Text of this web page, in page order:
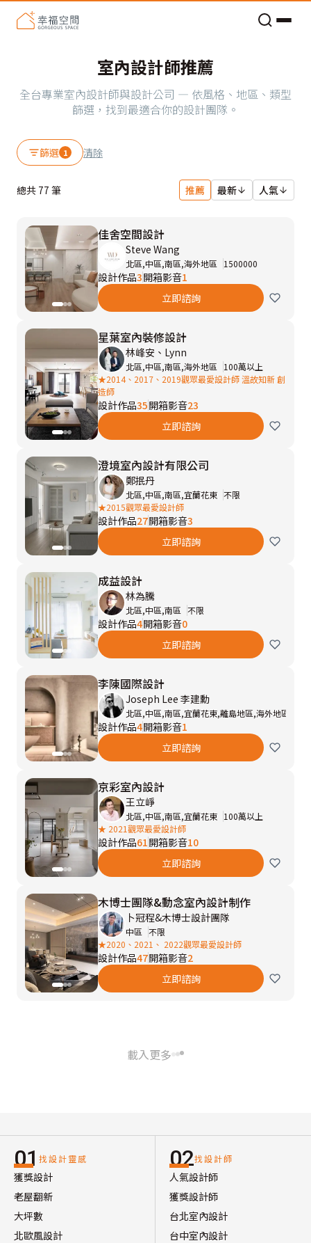
室內設計師推薦
全台專業室內設計師與設計公司 — 依風格、地區、類型
篩選，找到最適合你的設計團隊。
篩選 1 清除
總共 77 筆 推薦 最新 人氣
佳舍空間設計
Steve Wang
北區,中區,南區,海外地區 1500000
設計作品3開箱影音1
立即諮詢
星葉室內裝修設計
林峰安、Lynn
北區,中區,南區,海外地區
100萬以上
★2014、2017、2019觀眾最愛設計師 溫故知新 創
造師
設計作品35開箱影音23
立即諮詢
澄境室內設計有限公司
鄭抿丹
北區,中區,南區,宜蘭花東 不限
★2015觀眾最愛設計師
設計作品27開箱影音3
立即諮詢
成益設計
林為騰
北區,中區,南區 不限
設計作品4開箱影音0
立即諮詢
李陳國際設計
Joseph Lee 李建勳
北區,中區,南區,宜蘭花東,離島地區,海外地區
設計作品4開箱影音1
立即諮詢
京彩室內設計
王立崢
北區,中區,南區,宜蘭花東 100萬以上
★ 2021觀眾最愛設計師
設計作品61開箱影音10
立即諮詢
木博士團隊&動念室內設計制作
卜冠程&木博士設計團隊
中區 不限
★2020、2021、 2022觀眾最愛設計師
設計作品47開箱影音2
立即諮詢
載入更多
01 找設計靈感
獲獎設計
老屋翻新
大坪數
北歐風設計
02找設計師
人氣設計師
獲獎設計師
台北室內設計
台中室內設計